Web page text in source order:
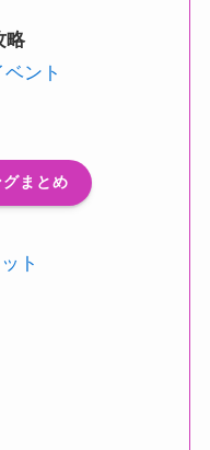
略
ント
まとめ
ト